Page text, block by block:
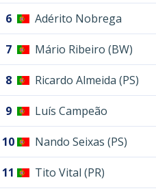
6 Adérito Nobrega
7 Mário Ribeiro (BW)
8 Ricardo Almeida (PS)
9 Luís Campeão
10 Nando Seixas (PS)
11 Tito Vital (PR)